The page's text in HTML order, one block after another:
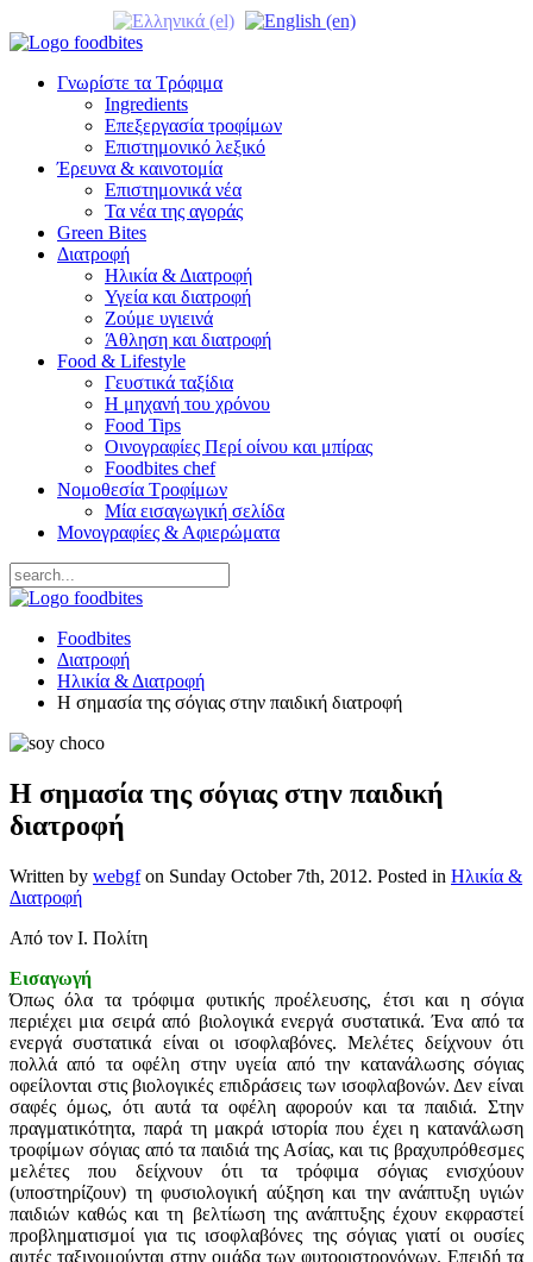
Γνωρίστε τα Τρόφιμα
Ingredients
Επεξεργασία τροφίμων
Επιστημονικό λεξικό
Έρευνα & καινοτομία
Επιστημονικά νέα
Τα νέα της αγοράς
Green Bites
Διατροφή
Ηλικία & Διατροφή
Υγεία και διατροφή
Ζούμε υγιεινά
Άθληση και διατροφή
Food & Lifestyle
Γευστικά ταξίδια
Η μηχανή του χρόνου
Food Tips
Οινογραφίες Περί οίνου και μπίρας
Foodbites chef
Νομοθεσία Τροφίμων
Μία εισαγωγική σελίδα
Μονογραφίες & Αφιερώματα
Foodbites
Διατροφή
Ηλικία & Διατροφή
Η σημασία της σόγιας στην παιδική διατροφή
Η σημασία της σόγιας στην παιδική
διατροφή
Written by webgfon Sunday October 7th, 2012. Posted in Ηλικία &
Διατροφή
Από τον Ι. Πολίτη
Εισαγωγή
Όπως όλα τα τρόφιμα φυτικής προέλευσης, έτσι και η σόγια
περιέχει μια σειρά από βιολογικά ενεργά συστατικά. Ένα από τα
ενεργά συστατικά είναι οι ισοφλαβόνες. Μελέτες δείχνουν ότι
πολλά από τα οφέλη στην υγεία από την κατανάλωσης σόγιας
οφείλονται στις βιολογικές επιδράσεις των ισοφλαβονών. Δεν είναι
σαφές όμως, ότι αυτά τα οφέλη αφορούν και τα παιδιά. Στην
πραγματικότητα, παρά τη μακρά ιστορία που έχει η κατανάλωση
τροφίμων σόγιας από τα παιδιά της Ασίας, και τις βραχυπρόθεσμες
μελέτες που δείχνουν ότι τα τρόφιμα σόγιας ενισχύουν
(υποστηρίζουν) τη φυσιολογική αύξηση και την ανάπτυξη υγιών
παιδιών καθώς και τη βελτίωση της ανάπτυξης έχουν εκφραστεί
προβληματισμοί για τις ισοφλαβόνες της σόγιας γιατί οι ουσίες
αυτές ταξινομούνται στην ομάδα των φυτοοιστρογόνων. Επειδή τα